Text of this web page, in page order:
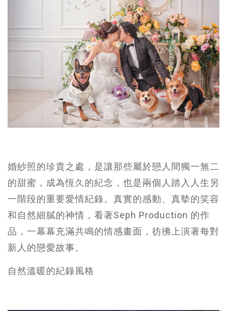
婚紗照的珍貴之處，是讓那些屬於戀人間獨一無二
的甜蜜，成為恆久的紀念，也是兩個人踏入人生另
一階段的重要愛情紀錄。真實的感動、真摰的笑容
和自然細膩的神情，看著Seph Production 的作
品，一幕幕充滿共鳴的情感畫面，彷彿上演著每對
新人的戀愛故事。
自然溫暖的紀錄風格